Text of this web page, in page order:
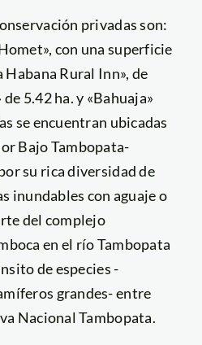
privadas son:
con una superficie
Habana Rural Inn», de
5.42 ha. y «Bahuaja»
se encuentran ubicadas
Bajo Tambopata-
su rica diversidad de
inundables con aguaje o
del complejo
en el río Tambopata
de especies -
grandes- entre
Nacional Tambopata.